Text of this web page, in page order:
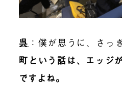
呉 ：僕が思うに、さっ
町という話は、エッジ
ですよね。